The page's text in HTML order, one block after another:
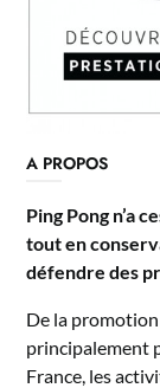
A PROPOS
Ping Pong n’a
tout en
défendre des
De la promotion
principalement
France, les